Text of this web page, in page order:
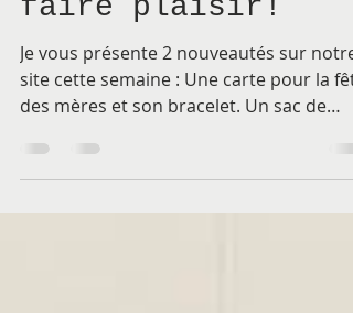
2 nouveaux
articles pour
faire plaisir!
Je vous présente 2 nouveautés sur notre
site cette semaine : Une carte pour la fête
des mères et son bracelet. Un sac de